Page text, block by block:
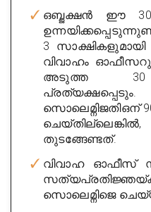
S
City :
ഒബ്ജക്ഷൻ ഈ 30
3 സാക്ഷികളുമായി
വിവാഹം
അടുത്ത 30
സൊലെമ്നിജതിഒന്
തുടങ്ങേണ്ടത്.
വിവാഹ ഓഫീസ്
സൊലെമ്നിജെ